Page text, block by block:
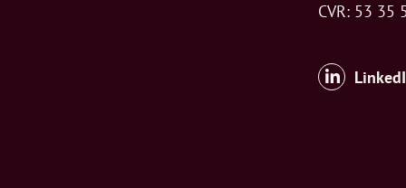
CVR: 53 35